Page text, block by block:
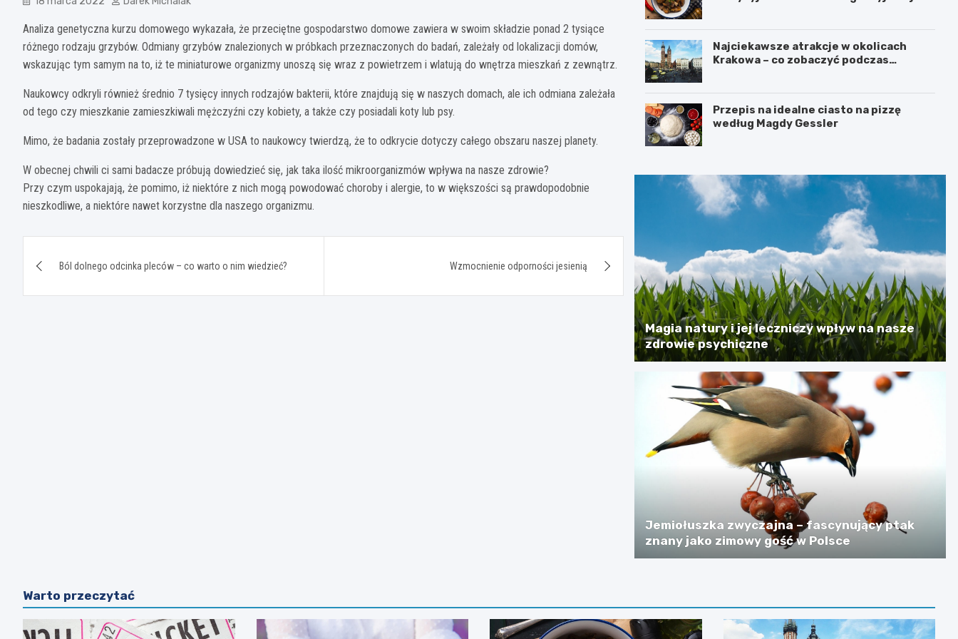
Analiza genetyczna kurzu domowego wykazała, że przeciętne gospodarstwo domowe zawiera w swoim składzie ponad 2 tysiące
różnego rodzaju grzybów. Odmiany grzybów znalezionych w próbkach przeznaczonych do badań, zależały od lokalizacji domów,
wskazując tym samym na to, iż te miniaturowe organizmy unoszą się wraz z powietrzem i wlatują do wnętrza mieszkań z zewnątrz.
Naukowcy odkryli również średnio 7 tysięcy innych rodzajów bakterii, które znajdują się w naszych domach, ale ich odmiana zależała
od tego czy mieszkanie zamieszkiwali mężczyźni czy kobiety, a także czy posiadali koty lub psy.
Mimo, że badania zostały przeprowadzone w USA to naukowcy twierdzą, że to odkrycie dotyczy całego obszaru naszej planety.
W obecnej chwili ci sami badacze próbują dowiedzieć się, jak taka ilość mikroorganizmów wpływa na nasze zdrowie?
Przy czym uspokajają, że pomimo, iż niektóre z nich mogą powodować choroby i alergie, to w większości są prawdopodobnie
nieszkodliwe, a niektóre nawet korzystne dla naszego organizmu.
wpisuBól dolnego odcinka pleców – co warto o nim wiedzieć? Wzmocnienie odporności jesienią
Najciekawsze atrakcje w okolicach
Krakowa – co zobaczyć podczas
Przepis na idealne ciasto na pizzę
według Magdy Gessler
Magia natury i jej leczniczy wpływ na nasze
zdrowie psychiczne
Jemiołuszka zwyczajna – fascynujący ptak
znany jako zimowy gość w Polsce
Warto przeczytać